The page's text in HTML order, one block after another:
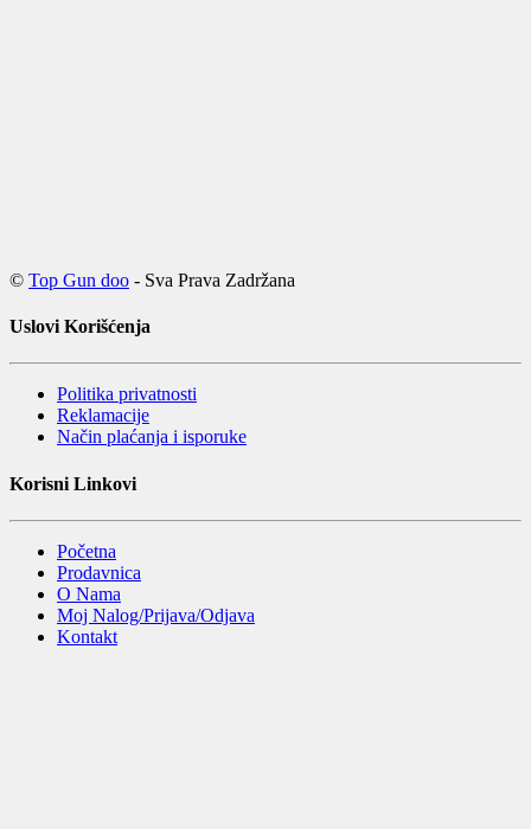
© Top Gun doo - Sva Prava Zadržana
Uslovi Korišćenja
Politika privatnosti
Reklamacije
Način plaćanja i isporuke
Korisni Linkovi
Početna
Prodavnica
O Nama
Moj Nalog/Prijava/Odjava
Kontakt